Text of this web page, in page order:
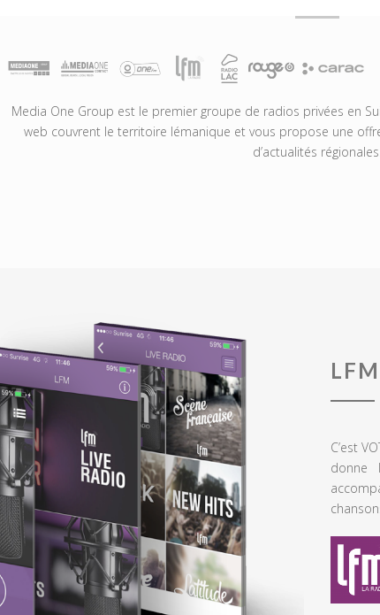
Media One Group est le premier groupe de radios privées en
web couvrent le territoire lémanique et vous propose une
d’actualités régionales.
LFM
C’est
donne